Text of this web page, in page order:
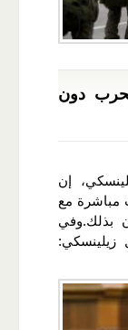
دون
إن
مباشرة مع
بذلك.وفي
زيلينسكي: